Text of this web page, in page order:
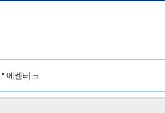
에쎈테크